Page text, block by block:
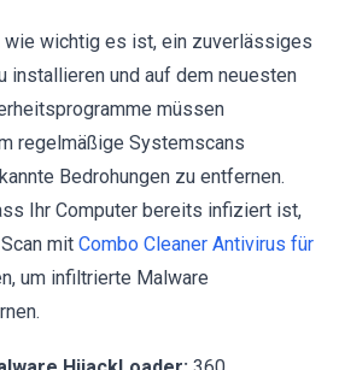
wie wichtig es ist, ein zuverlässiges
installieren und auf dem neuesten
müssen
regelmäßige Systemscans
Bedrohungen zu entfernen.
Ihr Computer bereits infiziert ist,
mit Combo Cleaner Antivirus für
um infiltrierte Malware